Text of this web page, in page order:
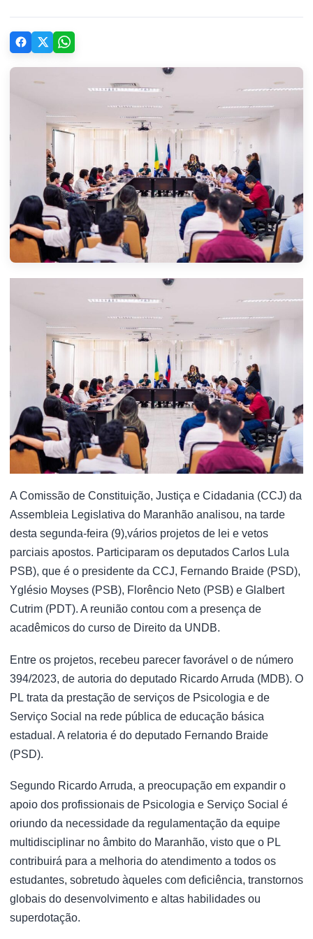
A Comissão de Constituição, Justiça e Cidadania (CCJ) da
Assembleia Legislativa do Maranhão analisou, na tarde
desta segunda-feira (9),vários projetos de lei e vetos
parciais apostos. Participaram os deputados Carlos Lula
PSB), que é o presidente da CCJ, Fernando Braide (PSD),
Yglésio Moyses (PSB), Florêncio Neto (PSB) e Glalbert
Cutrim (PDT). A reunião contou com a presença de
acadêmicos do curso de Direito da UNDB.
Entre os projetos, recebeu parecer favorável o de número
394/2023, de autoria do deputado Ricardo Arruda (MDB). O
PL trata da prestação de serviços de Psicologia e de
Serviço Social na rede pública de educação básica
estadual. A relatoria é do deputado Fernando Braide
(PSD).
Segundo Ricardo Arruda, a preocupação em expandir o
apoio dos profissionais de Psicologia e Serviço Social é
oriundo da necessidade da regulamentação da equipe
multidisciplinar no âmbito do Maranhão, visto que o PL
contribuirá para a melhoria do atendimento a todos os
estudantes, sobretudo àqueles com deficiência, transtornos
globais do desenvolvimento e altas habilidades ou
superdotação.